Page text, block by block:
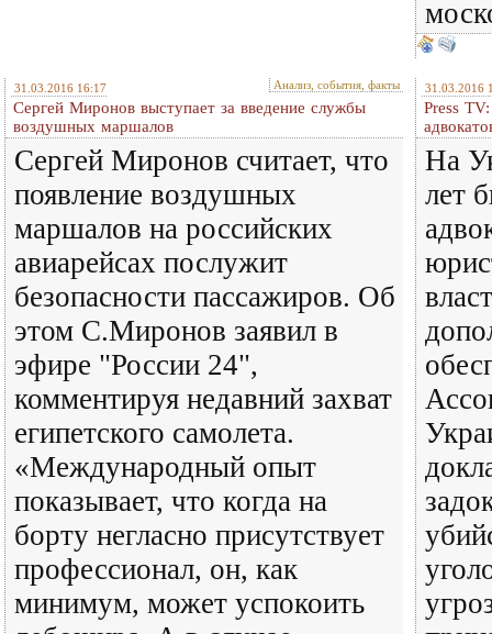
31.03.2016 16:17 Анализ, события, факты
Сергей Миронов выступает за введение службы
воздушных маршалов
Сергей Миронов считает, что
появление воздушных
маршалов на российских
авиарейсах послужит
безопасности пассажиров. Об
этом С.Миронов заявил в
эфире "России 24",
комментируя недавний захват
египетского самолета.
«Международный опыт
показывает, что когда на
борту негласно присутствует
профессионал, он, как
минимум, может успокоить
31.03.2016
Press
На
лет